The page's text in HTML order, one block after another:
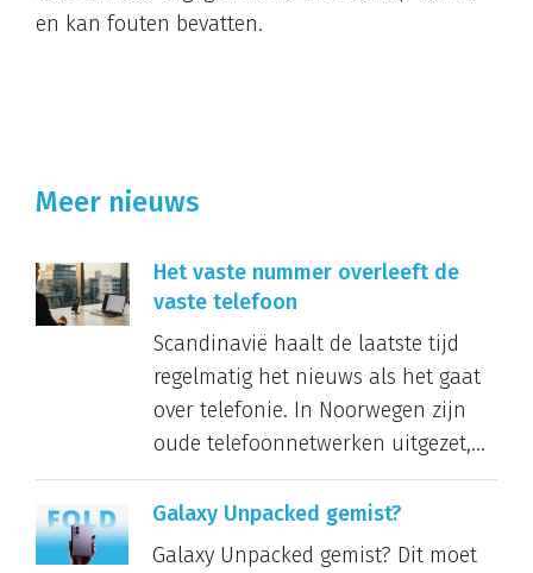
en kan fouten bevatten.
Meer nieuws
Het vaste nummer overleeft de
vaste telefoon
Scandinavië haalt de laatste tijd
regelmatig het nieuws als het gaat
over telefonie. In Noorwegen zijn
oude telefoonnetwerken uitgezet,...
Galaxy Unpacked gemist?
Galaxy Unpacked gemist? Dit moet